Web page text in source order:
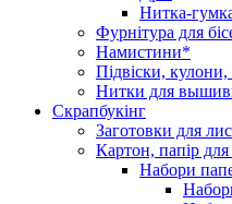
Нитка-
Фурнітура для
Намистини*
Підвіски,
Нитки для
Скрапбукінг
Заготовки для
Картон, папір для
Набори